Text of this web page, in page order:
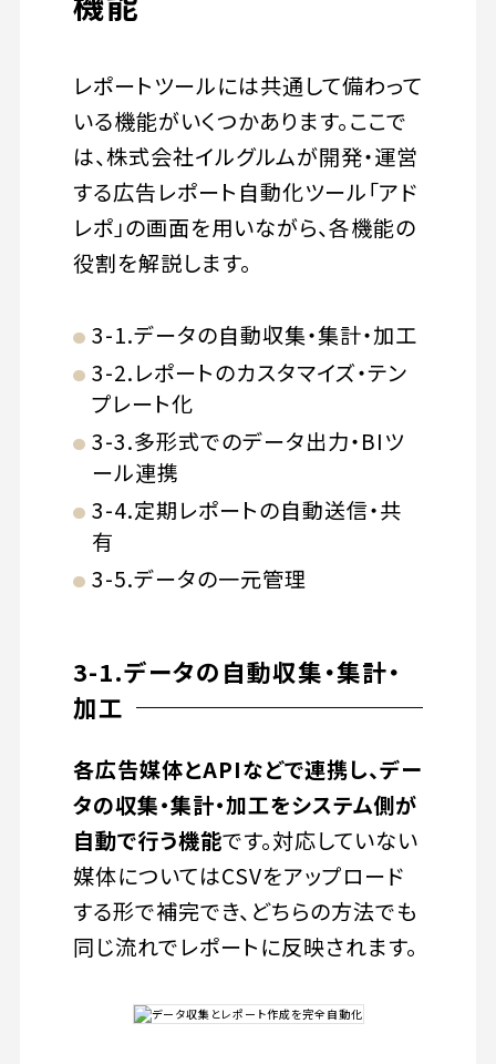
レポートツールには共通して備わって
いる機能がいくつかあります。ここで
は、株式会社イルグルムが開発・運営
する広告レポート自動化ツール「アド
レポ」の画面を用いながら、各機能の
役割を解説します。
3-1.データの自動収集・集計・加工
3-2.レポートのカスタマイズ・テン
プレート化
3-3.多形式でのデータ出力・BIツ
ール連携
3-4.定期レポートの自動送信・共
有
3-5.データの一元管理
3-1.データの自動収集・集計・
加工
各広告媒体とAPIなどで連携し、デー
タの収集・集計・加工をシステム側が
自動で行う機能です。対応していない
媒体についてはCSVをアップロード
する形で補完でき、どちらの方法でも
同じ流れでレポートに反映されます。